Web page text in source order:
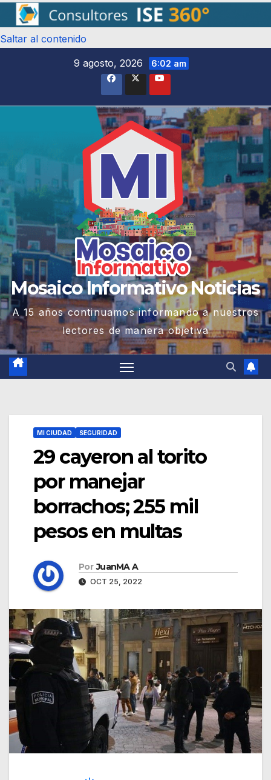
Saltar al contenido
9 agosto, 2026
6:02 am
Mosaico Informativo Noticias
A 15 años continuamos informando a nuestros
lectores de manera objetiva
MI CIUDAD SEGURIDAD
29 cayeron al torito
por manejar
borrachos; 255 mil
pesos en multas
Por JuanMA A
OCT 25, 2022